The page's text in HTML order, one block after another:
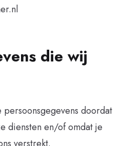
die wij
doordat
diensten en/of omdat je